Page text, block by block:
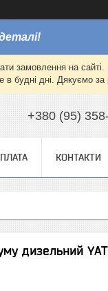
замовлення на
будні дні. Дякуємо за
+380 (95)
КОНТАКТИ
дизельний